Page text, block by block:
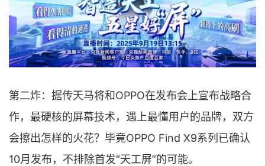
第二炸：据传天马将和OPPO在发布会上宣布战略合
作，最硬核的屏幕技术，遇上最懂用户的品牌，双方
会擦出怎样的火花？毕竟OPPO Find X9系列已确认
10月发布，不排除首发“天工屏”的可能。